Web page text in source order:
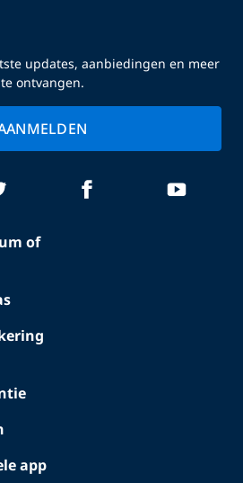
of
app
updates, aanbiedingen en meer
te ontvangen.